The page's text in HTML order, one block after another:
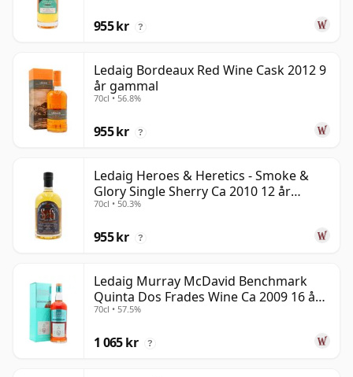
955 kr ?
Ledaig Bordeaux Red Wine Cask 2012 9
år gammal
70cl • 56.8%
955 kr ?
Ledaig Heroes & Heretics - Smoke &
Glory Single Sherry Ca 2010 12 år
gammal
70cl • 50.3%
955 kr ?
Ledaig Murray McDavid Benchmark
Quinta Dos Frades Wine Ca 2009 16 år
gammal
70cl • 57.5%
1 065 kr ?